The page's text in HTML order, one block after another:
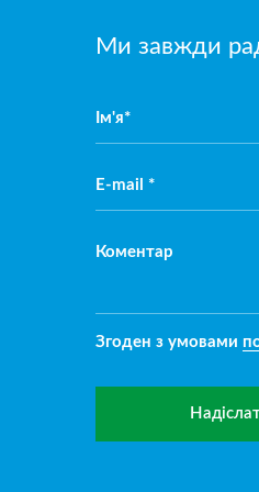
Ми завжди
Ім'я*
E-mail *
Коментар
Згоден з умовами